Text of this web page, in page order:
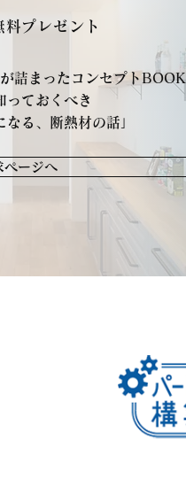
料プレゼント
詰まったコンセプトBOOK
っておくべき
なる、断熱材の話」
ページへ